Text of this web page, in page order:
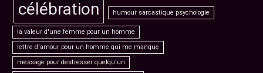
célébration humour sarcastique psychologie
la valeur d'une femme pour un homme
lettre d'amour pour un homme qui me manque
message pour destresser quelqu'un